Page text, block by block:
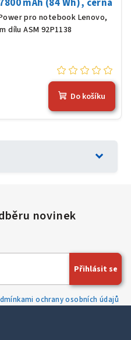
mAh (84 Wh), černá
pro notebook Lenovo,
dílu ASM 92P1138
Do košíku
expand_more
ochrany osobních údajů
Přihlásit se